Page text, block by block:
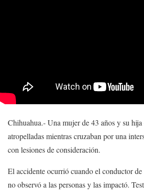
Chihuahua.- Una mujer de 43 años y su
atropelladas mientras cruzaban por una
con lesiones de consideración.
El accidente ocurrió cuando el conductor
no observó a las personas y las impactó.